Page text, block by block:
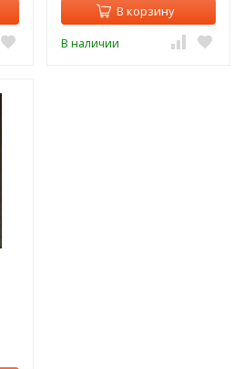
В корзину
В наличии